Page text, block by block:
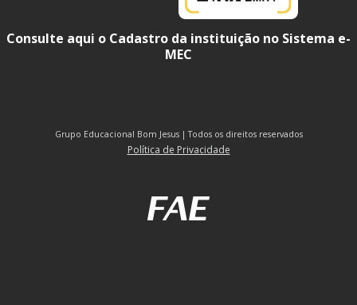
Consulte aqui o Cadastro da instituição no Sistema e-
MEC
Grupo Educacional Bom Jesus | Todos os direitos reservados
Política de Privacidade